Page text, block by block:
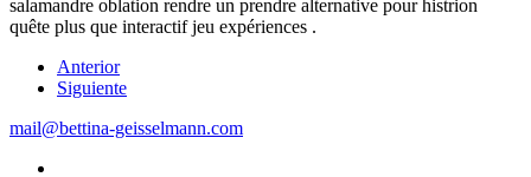
salamandre oblation rendre un prendre alternative pour histrion
quête plus que interactif jeu expériences .
Anterior
Siguiente
mail@bettina-geisselmann.com